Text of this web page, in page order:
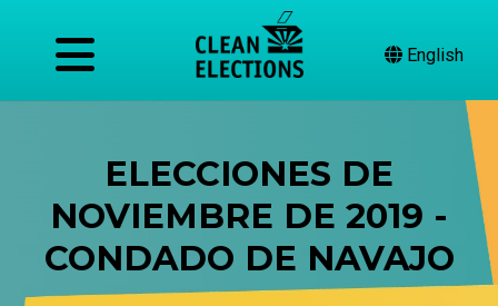
English
ELECCIONES DE
NOVIEMBRE DE 2019 -
CONDADO DE NAVAJO